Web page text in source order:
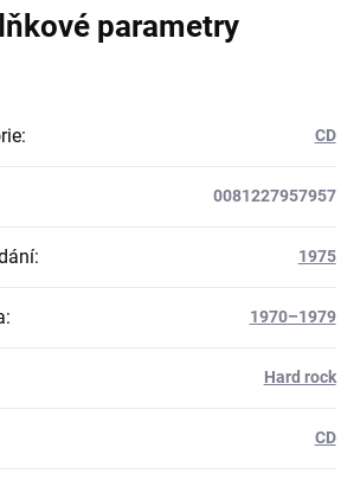
parametry
: CD
0081227957957
: 1975
: 1970–1979
Hard rock
CD